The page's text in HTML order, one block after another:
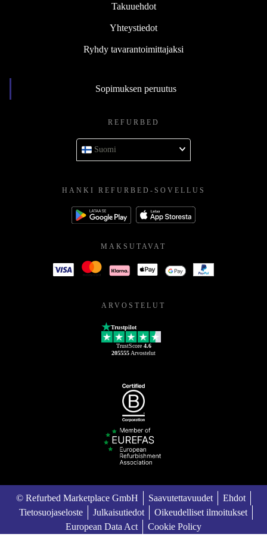
Takuuehdot
Yhteystiedot
Ryhdy tavarantoimittajaksi
Sopimuksen peruutus
REFURBED
Suomi
HANKI REFURBED-SOVELLUS
MAKSUTAVAT
ARVOSTELUT
Trustpilot
TrustScore 4.6
205555 Arvostelut
© Refurbed Marketplace GmbH Saavutettavuudet
Ehdot
Tietosuojaseloste
Julkaisutiedot
Oikeudelliset ilmoitukset
European Data Act
Cookie Policy